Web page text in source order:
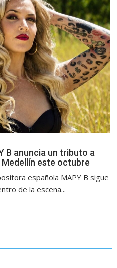
B anuncia un tributo a
este octubre
española MAPY B sigue
de la escena...